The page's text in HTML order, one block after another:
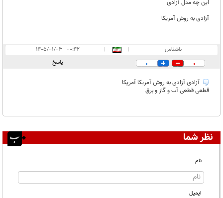
این چه مدل آزادی
آزادی به روش آمریکا
ناشناس |
|
۰۰:۴۲ - ۱۴۰۵/۰۱/۰۳
0
0 پاسخ
آزادی آزادی به روش آمریکا آمریکا
قطعی قطعی آب و گاز و برق
نظر شما
نام
ایمیل